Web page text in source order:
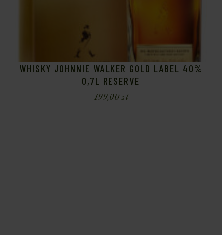
WHISKY JOHNNIE WALKER GOLD LABEL 40%
0,7L RESERVE
199,00zł